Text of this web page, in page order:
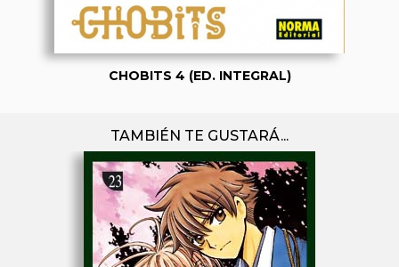
CHOBITS 4 (ED. INTEGRAL)
TAMBIÉN TE GUSTARÁ...